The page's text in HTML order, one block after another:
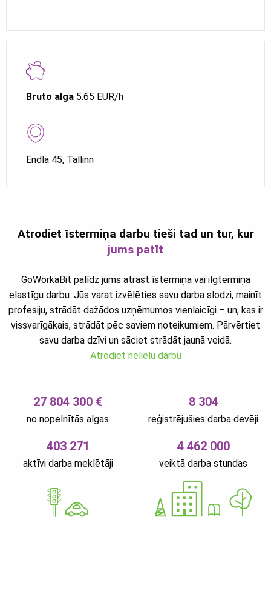
Bruto alga 5.65 EUR/h
Endla 45, Tallinn
Atrodiet īstermiņa darbu tieši tad un tur, kur
jums patīt
GoWorkaBit palīdz jums atrast īstermiņa vai ilgtermiņa
elastīgu darbu. Jūs varat izvēlēties savu darba slodzi, mainīt
profesiju, strādāt dažādos uzņēmumos vienlaicīgi – un, kas ir
vissvarīgākais, strādāt pēc saviem noteikumiem. Pārvērtiet
savu darba dzīvi un sāciet strādāt jaunā veidā.
Atrodiet nelielu darbu
27 804 300 €
no nopelnītās algas
8 304
reģistrējušies darba devēji
403 271
aktīvi darba meklētāji
4 462 000
veiktā darba stundas